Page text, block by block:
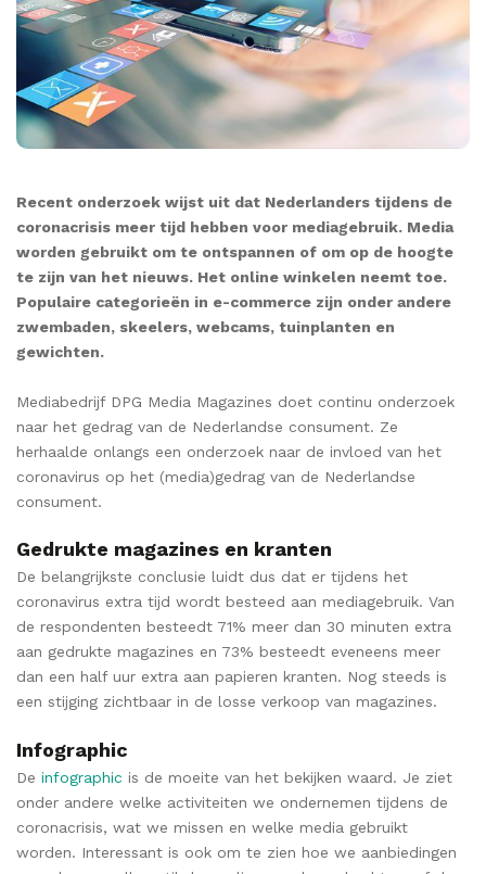
Recent onderzoek wijst uit dat Nederlanders tijdens de
coronacrisis meer tijd hebben voor mediagebruik. Media
worden gebruikt om te ontspannen of om op de hoogte
te zijn van het nieuws. Het online winkelen neemt toe.
Populaire categorieën in e-commerce zijn onder andere
zwembaden, skeelers, webcams, tuinplanten en
gewichten.
Mediabedrijf DPG Media Magazines doet continu onderzoek
naar het gedrag van de Nederlandse consument. Ze
herhaalde onlangs een onderzoek naar de invloed van het
coronavirus op het (media)gedrag van de Nederlandse
consument.
Gedrukte magazines en kranten
De belangrijkste conclusie luidt dus dat er tijdens het
coronavirus extra tijd wordt besteed aan mediagebruik. Van
de respondenten besteedt 71% meer dan 30 minuten extra
aan gedrukte magazines en 73% besteedt eveneens meer
dan een half uur extra aan papieren kranten. Nog steeds is
een stijging zichtbaar in de losse verkoop van magazines.
Infographic
De infographic is de moeite van het bekijken waard. Je ziet
onder andere welke activiteiten we ondernemen tijdens de
coronacrisis, wat we missen en welke media gebruikt
worden. Interessant is ook om te zien hoe we aanbiedingen